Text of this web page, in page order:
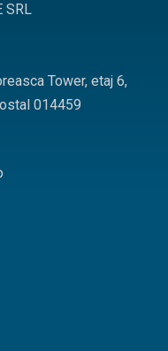
SRL
Tower, etaj 6,
014459